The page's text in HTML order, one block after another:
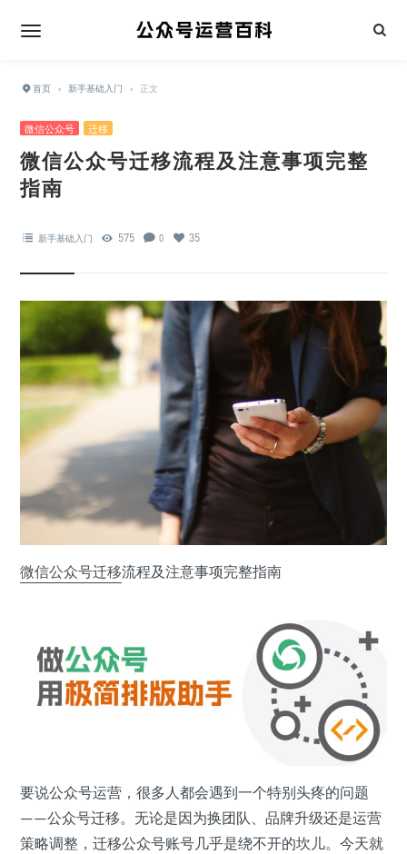
首页 › 新手基础入门 › 正文
微信公众号 迁移
微信公众号迁移流程及注意事项完整
指南
新手基础入门 575 0 35
微信公众号迁移流程及注意事项完整指南
要说公众号运营，很多人都会遇到一个特别头疼的问题
——公众号迁移。无论是因为换团队、品牌升级还是运营
策略调整，迁移公众号账号几乎是绕不开的坎儿。今天就